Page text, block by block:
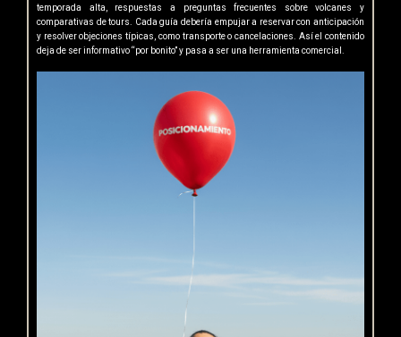
temporada alta, respuestas a preguntas frecuentes sobre volcanes y
comparativas de tours. Cada guía debería empujar a reservar con anticipación
y resolver objeciones típicas, como transporte o cancelaciones. Así el contenido
deja de ser informativo “por bonito” y pasa a ser una herramienta comercial.